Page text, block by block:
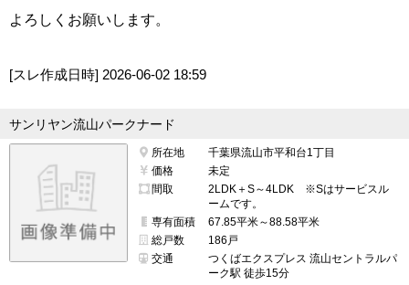
よろしくお願いします。
[スレ作成日時] 2026-06-02 18:59
サンリヤン流山パークナード
所在地
千葉県流山市平和台1丁目
価格
未定
間取
2LDK＋S～4LDK ※Sはサービスル
ームです。
専有面積
67.85平米～88.58平米
総戸数
186戸
交通
つくばエクスプレス 流山セントラルパ
ーク駅 徒歩15分